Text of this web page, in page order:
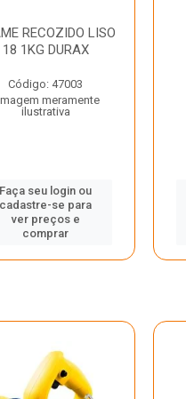
RECOZIDO LISO
18 1KG DURAX
Código: 47003
meramente
ilustrativa
Faça seu login ou
cadastre-se para
ver preços e
comprar